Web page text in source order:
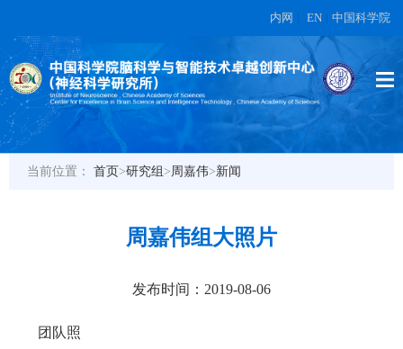
内网 EN 中国科学院
当前位置： 首页>研究组 >周嘉伟>新闻
周嘉伟组大照片
发布时间：2019-08-06
团队照